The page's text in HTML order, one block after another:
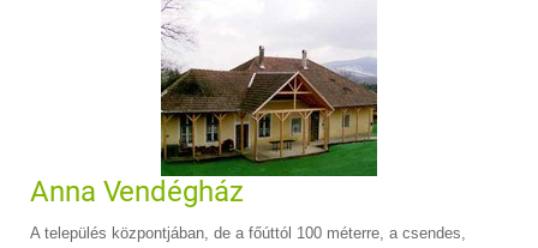
Anna Vendégház
A település központjában, de a főúttól 100 méterre, a csendes,